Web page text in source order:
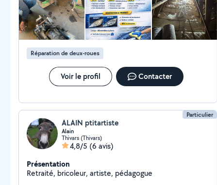
Réparation de deux-roues
Voir le profil Contacter
Particulier
ALAIN ptitartiste
Alain
Thivars (Thivars)
4,8/5 (6 avis)
Présentation
Retraité, bricoleur, artiste, pédagogue